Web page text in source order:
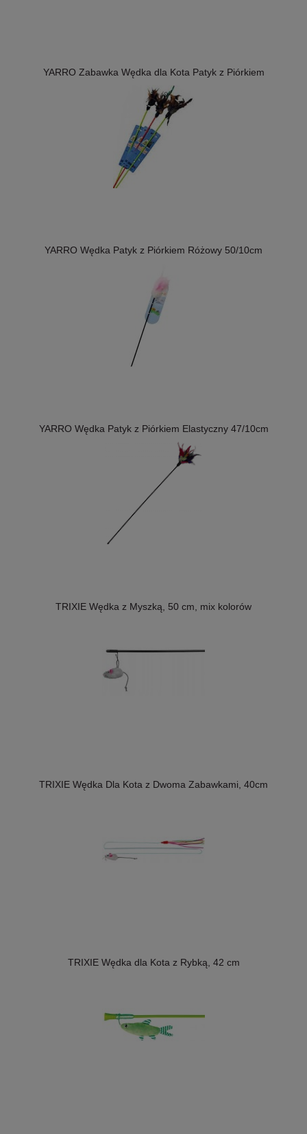
YARRO Zabawka Wędka dla Kota Patyk z Piórkiem
YARRO Wędka Patyk z Piórkiem Różowy 50/10cm
YARRO Wędka Patyk z Piórkiem Elastyczny 47/10cm
TRIXIE Wędka z Myszką, 50 cm, mix kolorów
TRIXIE Wędka Dla Kota z Dwoma Zabawkami, 40cm
TRIXIE Wędka dla Kota z Rybką, 42 cm